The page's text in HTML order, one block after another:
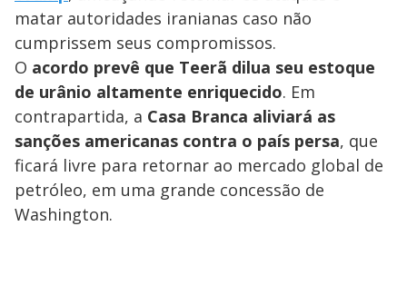
matar autoridades iranianas caso não
cumprissem seus compromissos.
O acordo prevê que Teerã dilua seu estoque
de urânio altamente enriquecido. Em
contrapartida, a Casa Branca aliviará as
sanções americanas contra o país persa, que
ficará livre para retornar ao mercado global de
petróleo, em uma grande concessão de
Washington.